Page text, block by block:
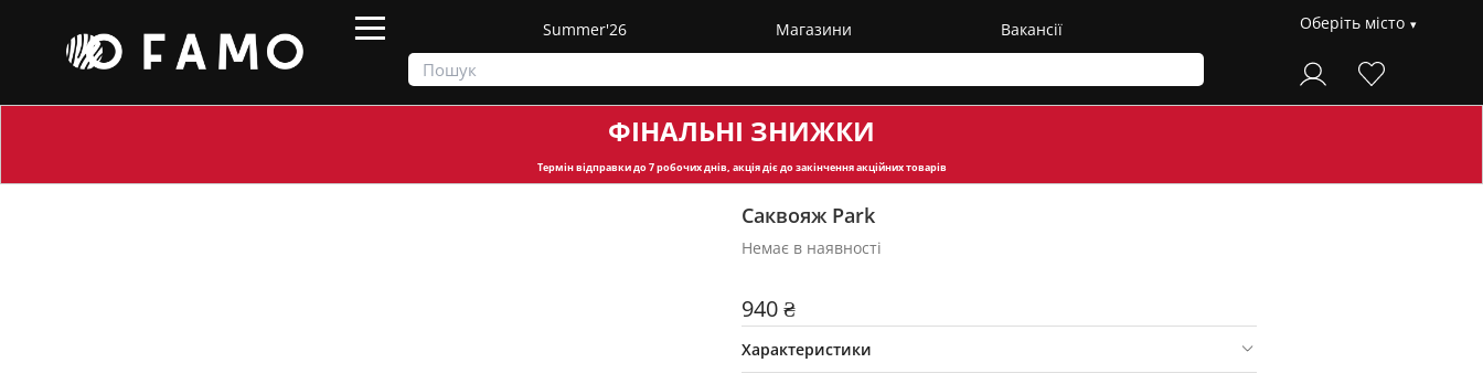
Summer'26 Магазини Вакансії Оберіть місто
ФІНАЛЬНІ ЗНИЖКИ
Термін відправкидо 7 робочих днів, акція діє до закінчення акційних товарів
Саквояж Park
Немає в наявності
940 ₴
Характеристики